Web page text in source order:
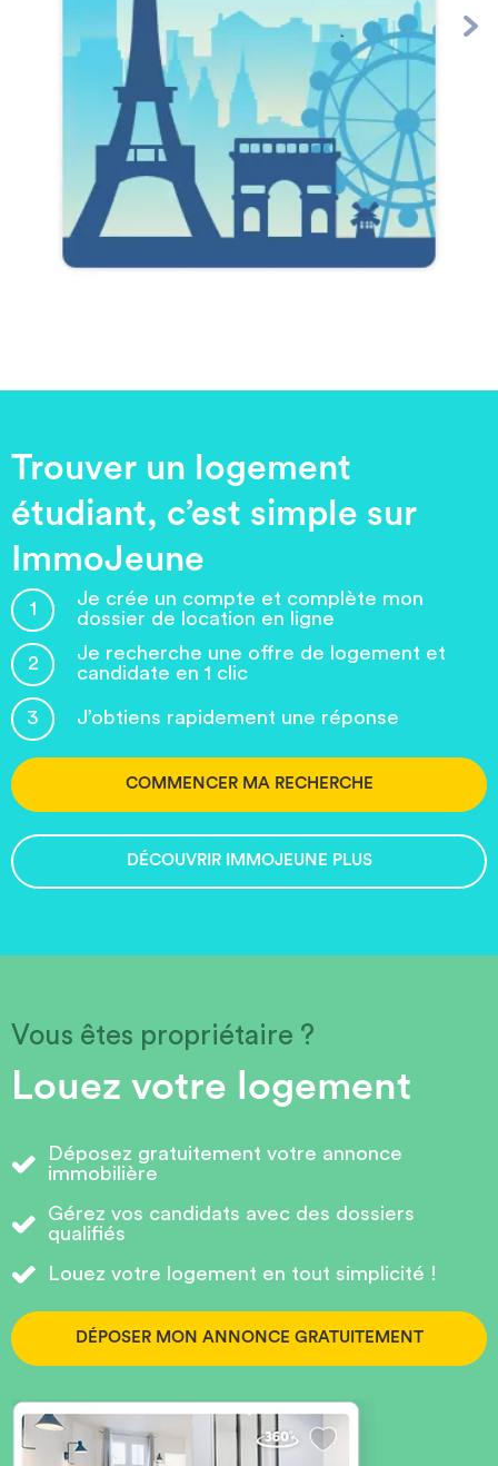
Trouver un logement
étudiant, c’est simple sur
ImmoJeune
1
Je crée un compte et complète mon
dossier de location en ligne
2
Je recherche une offre de logement et
candidate en 1 clic
3 J’obtiens rapidement une réponse
COMMENCER MA RECHERCHE
DÉCOUVRIR IMMOJEUNE PLUS
Vous êtes propriétaire ?
Louez votre logement
Déposez gratuitement votre annonce
immobilière
Gérez vos candidats avec des dossiers
qualifiés
Louez votre logement en tout simplicité !
DÉPOSER MON ANNONCE GRATUITEMENT